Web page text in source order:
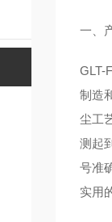
一、
GLT-
制造
尘工
测起
号准
实用